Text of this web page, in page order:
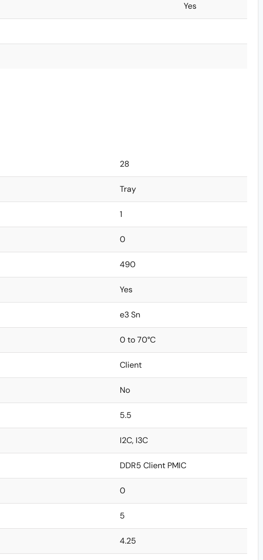
Yes
28
Tray
1
0
490
Yes
e3 Sn
0 to 70°C
Client
No
5.5
I2C, I3C
DDR5 Client PMIC
0
5
4.25